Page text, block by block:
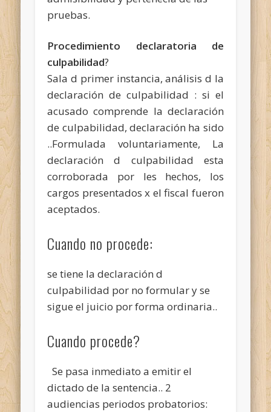
pruebas.
Procedimiento declaratoria de
culpabilidad?
Sala d primer instancia, análisis d la
declaración de culpabilidad : si el
acusado comprende la declaración
de culpabilidad, declaración ha sido
..Formulada voluntariamente, La
declaración d culpabilidad esta
corroborada por les hechos, los
cargos presentados x el fiscal fueron
aceptados.
Cuando no procede:
se tiene la declaración d
culpabilidad por no formular y se
sigue el juicio por forma ordinaria..
Cuando procede?
Se pasa inmediato a emitir el
dictado de la sentencia.. 2
audiencias periodos probatorios: